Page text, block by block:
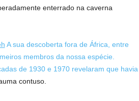
enterrado na caverna
A sua descoberta fora de África, entre
membros da nossa espécie.
de 1930 e 1970 revelaram que havia
contuso.